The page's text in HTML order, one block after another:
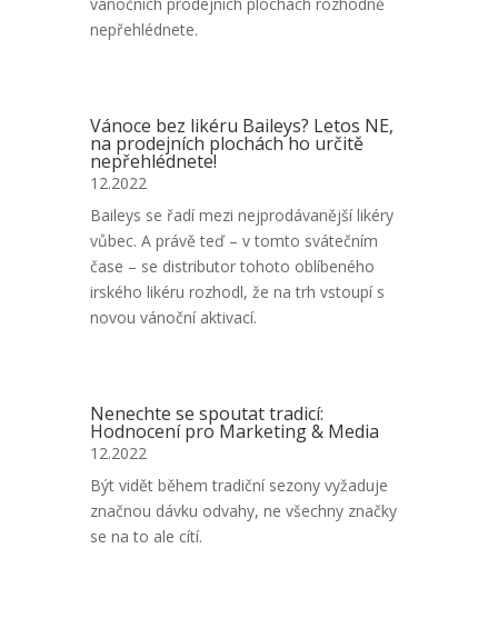
nepřehlédnete.
Vánoce bez likéru Baileys? Letos NE,
na prodejních plochách ho určitě
nepřehlédnete!
12.2022
Baileys se řadí mezi nejprodávanější likéry
vůbec. A právě teď – v tomto svátečním
čase – se distributor tohoto oblíbeného
irského likéru rozhodl, že na trh vstoupí s
novou vánoční aktivací.
Nenechte se spoutat tradicí:
Hodnocení pro Marketing & Media
12.2022
Být vidět během tradiční sezony vyžaduje
značnou dávku odvahy, ne všechny značky
se na to ale cítí.